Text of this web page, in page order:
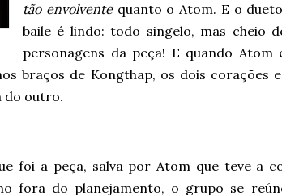
tão envolventequanto o Atom. E o
baile é lindo: todo singelo, mas cheio
personagens da peça! E quando Atom
braços de Kongthap, os dois corações
do outro.
foi a peça, salva por Atom que teve a
fora do planejamento, o grupo se